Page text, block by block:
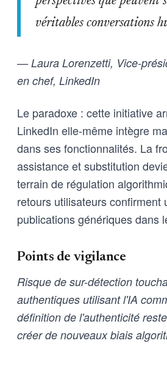
véritables conversations
— Laura Lorenzetti, Vice-
en chef, LinkedIn
Le paradoxe : cette initiative
LinkedIn elle-même intègre
dans ses fonctionnalités. La
assistance et substitution
terrain de régulation
retours utilisateurs confirment
publications génériques dans
Points de vigilance
Risque de sur-détection
authentiques utilisant l'IA
définition de l'authenticité
créer de nouveaux biais